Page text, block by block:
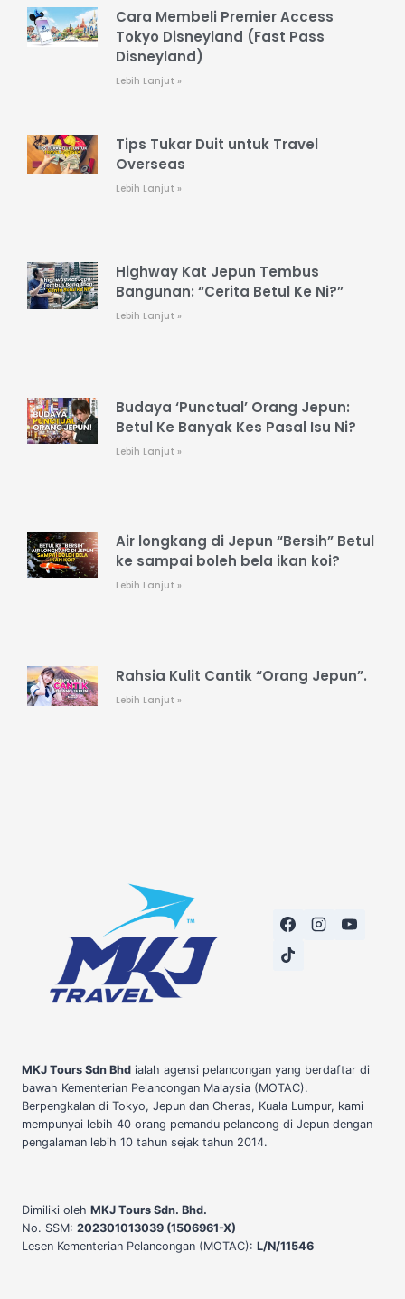
Cara Membeli Premier Access
Tokyo Disneyland (Fast Pass
Disneyland)
Lebih Lanjut »
Tips Tukar Duit untuk Travel
Overseas
Lebih Lanjut »
Highway Kat Jepun Tembus
Bangunan: “Cerita Betul Ke Ni?”
Lebih Lanjut »
Budaya ‘Punctual’ Orang Jepun:
Betul Ke Banyak Kes Pasal Isu Ni?
Lebih Lanjut »
Air longkang di Jepun “Bersih” Betul
ke sampai boleh bela ikan koi?
Lebih Lanjut »
Rahsia Kulit Cantik “Orang Jepun”.
Lebih Lanjut »
MKJ Tours Sdn Bhd ialah agensi pelancongan yang berdaftar di
bawah Kementerian Pelancongan Malaysia (MOTAC).
Berpengkalan di Tokyo, Jepun dan Cheras, Kuala Lumpur, kami
mempunyai lebih 40 orang pemandu pelancong di Jepun dengan
pengalaman lebih 10 tahun sejak tahun 2014.
Dimiliki oleh MKJ Tours Sdn. Bhd.
No. SSM: 202301013039 (1506961-X)
Lesen Kementerian Pelancongan (MOTAC): L/N/11546